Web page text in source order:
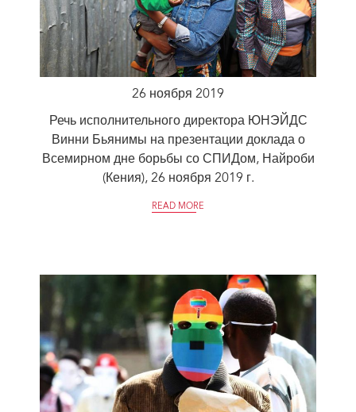
26 ноября 2019
Речь исполнительного директора ЮНЭЙДС
Винни Бьянимы на презентации доклада о
Всемирном дне борьбы со СПИДом, Найроби
(Кения), 26 ноября 2019 г.
READ MORE